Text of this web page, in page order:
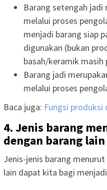
Barang setengah jadi
melalui proses
menjadi barang siap
digunakan (bukan
basah/keramik masih
Barang jadi
melalui proses
Baca juga: Fungsi
4. Jenis barang
dengan barang lain
Jenis-jenis barang
lain dapat kita bagi